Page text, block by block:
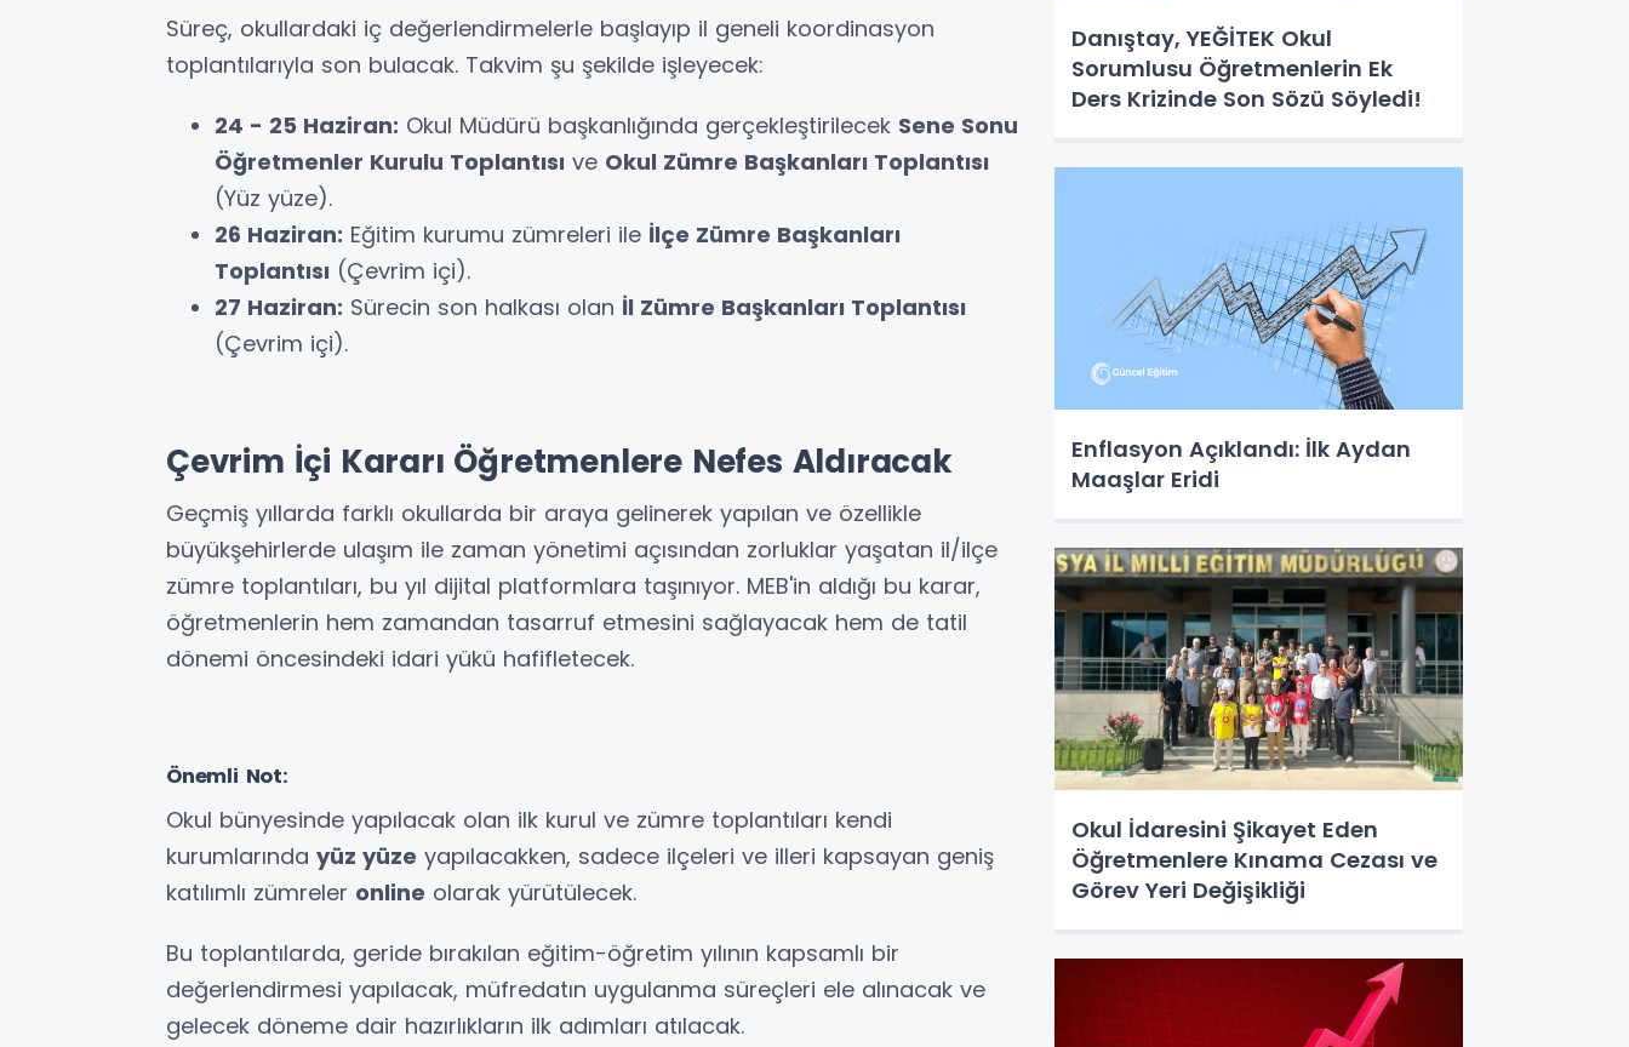
Süreç, okullardaki iç değerlendirmelerle başlayıp il geneli koordinasyon
toplantılarıyla son bulacak. Takvim şu şekilde işleyecek:
24 - 25 Haziran: Okul Müdürü başkanlığında gerçekleştirilecek Sene Sonu
Öğretmenler Kurulu Toplantısı ve Okul Zümre Başkanları Toplantısı
(Yüz yüze).
26 Haziran: Eğitim kurumu zümreleri ile İlçe Zümre Başkanları
Toplantısı (Çevrim içi).
27 Haziran: Sürecin son halkası olan İl Zümre Başkanları Toplantısı
(Çevrim içi).
Çevrim İçi Kararı Öğretmenlere Nefes Aldıracak
Geçmiş yıllarda farklı okullarda bir araya gelinerek yapılan ve özellikle
büyükşehirlerde ulaşım ile zaman yönetimi açısından zorluklar yaşatan il/ilçe
zümre toplantıları, bu yıl dijital platformlara taşınıyor. MEB'in aldığı bu karar,
öğretmenlerin hem zamandan tasarruf etmesini sağlayacak hem de tatil
dönemi öncesindeki idari yükü hafifletecek.
Önemli Not:
Okul bünyesinde yapılacak olan ilk kurul ve zümre toplantıları kendi
kurumlarında yüz yüze yapılacakken, sadece ilçeleri ve illeri kapsayan geniş
katılımlı zümreler online olarak yürütülecek.
Bu toplantılarda, geride bırakılan eğitim-öğretim yılının kapsamlı bir
değerlendirmesi yapılacak, müfredatın uygulanma süreçleri ele alınacak ve
gelecek döneme dair hazırlıkların ilk adımları atılacak.
Danıştay, YEĞİTEK Okul
Sorumlusu Öğretmenlerin Ek
Ders Krizinde Son Sözü Söyledi!
Enflasyon Açıklandı: İlk Aydan
Maaşlar Eridi
Okul İdaresini Şikayet Eden
Öğretmenlere Kınama Cezası ve
Görev Yeri Değişikliği